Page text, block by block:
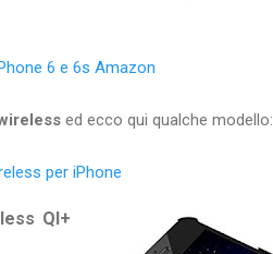
6 e 6s Amazon
ed ecco qui qualche modello:
per iPhone
QI+